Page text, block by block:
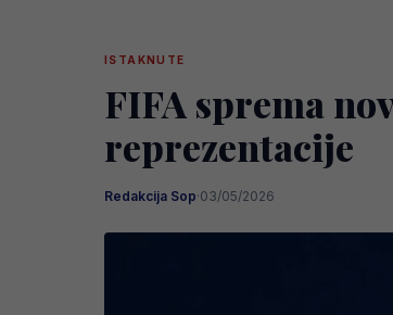
ISTAKNUTE
FIFA sprema
reprezentacije
Redakcija Sop·03/05/2026